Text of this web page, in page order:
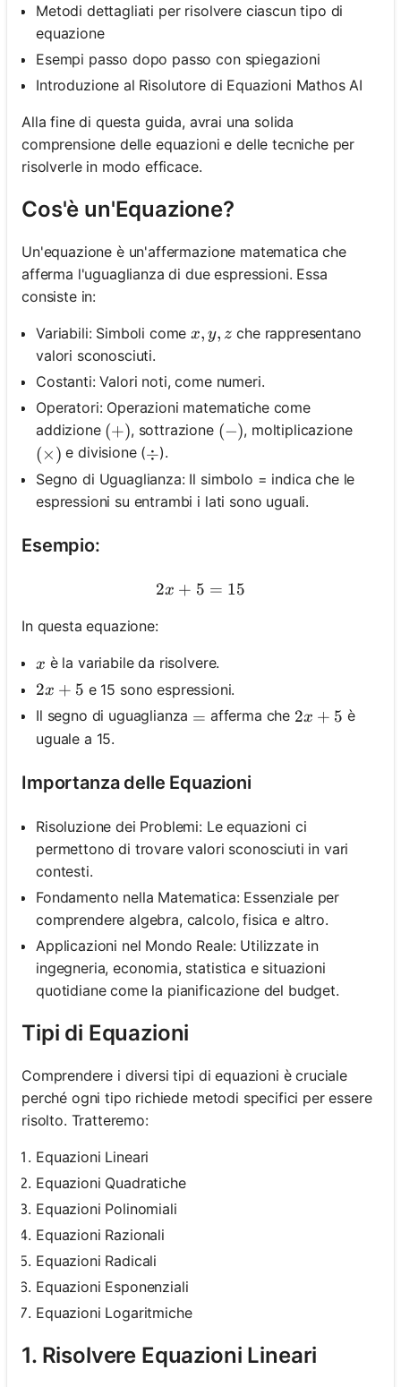
Metodi dettagliati per risolvere ciascun tipo di
equazione
Esempi passo dopo passo con spiegazioni
Introduzione al Risolutore di Equazioni Mathos AI
Alla fine di questa guida, avrai una solida
comprensione delle equazioni e delle tecniche per
risolverle in modo efficace.
Cos'è un'Equazione?
Un'equazione è un'affermazione matematica che
afferma l'uguaglianza di due espressioni. Essa
consiste in:
Variabili: Simboli comex, y, z
x, y, z che rappresentano
valori sconosciuti.
Costanti: Valori noti, come numeri.
Operatori: Operazioni matematiche come
addizione (+)
(+), sottrazione (-)
(−), moltiplicazione
(\times)
(×) e divisione (\div
÷).
Segno di Uguaglianza: Il simbolo = indica che le
espressioni su entrambi i lati sono uguali.
Esempio:
2 x+5=15
2x + 5 = 15
In questa equazione:
x
x è la variabile da risolvere.
2 x+5
2x + 5 e 15 sono espressioni.
Il segno di uguaglianza =
= afferma che 2 x+5
2x + 5 è
uguale a 15.
Importanza delle Equazioni
Risoluzione dei Problemi: Le equazioni ci
permettono di trovare valori sconosciuti in vari
contesti.
Fondamento nella Matematica: Essenziale per
comprendere algebra, calcolo, fisica e altro.
Applicazioni nel Mondo Reale: Utilizzate in
ingegneria, economia, statistica e situazioni
quotidiane come la pianificazione del budget.
Tipi di Equazioni
Comprendere i diversi tipi di equazioni è cruciale
perché ogni tipo richiede metodi specifici per essere
risolto. Tratteremo:
Equazioni Lineari
Equazioni Quadratiche
Equazioni Polinomiali
Equazioni Razionali
Equazioni Radicali
Equazioni Esponenziali
Equazioni Logaritmiche
1. Risolvere Equazioni Lineari